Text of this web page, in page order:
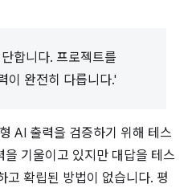
합니다. 프로젝트를
이 완전히 다릅니다.'
AI 출력을 검증하기 위해 테스
기울이고 있지만 대답을 테스
고 확립된 방법이 없습니다. 평